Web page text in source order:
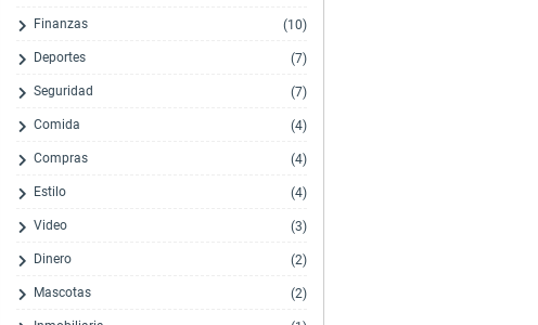
Finanzas (10)
Deportes (7)
Seguridad (7)
Comida (4)
Compras (4)
Estilo (4)
Video (3)
Dinero (2)
Mascotas (2)